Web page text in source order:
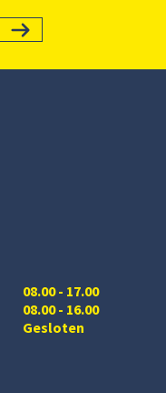
08.00 - 17.00
08.00 - 16.00
Gesloten